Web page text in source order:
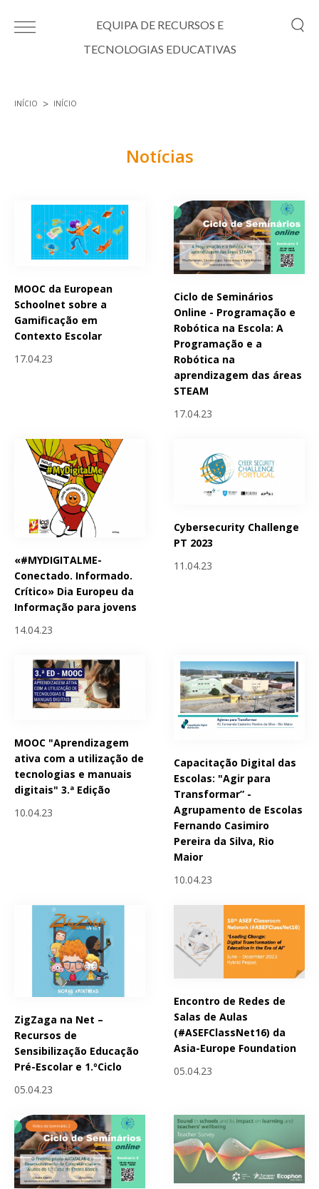
EQUIPA DE RECURSOS E
TECNOLOGIAS EDUCATIVAS
INÍCIO INÍCIO
Notícias
MOOC da European
Schoolnet sobre a
Gamificação em
Contexto Escolar
17.04.23
Ciclo de Seminários
Online - Programação e
Robótica na Escola: A
Programação e a
Robótica na
aprendizagem das áreas
STEAM
17.04.23
«#MYDIGITALME-
Conectado. Informado.
Crítico» Dia Europeu da
Informação para jovens
14.04.23
Cybersecurity Challenge
PT 2023
11.04.23
MOOC "Aprendizagem
ativa com a utilização de
tecnologias e manuais
digitais" 3.ª Edição
10.04.23
Capacitação Digital das
Escolas: "Agir para
Transformar” -
Agrupamento de Escolas
Fernando Casimiro
Pereira da Silva, Rio
Maior
10.04.23
ZigZaga na Net –
Recursos de
Sensibilização Educação
Pré-Escolar e 1.ºCiclo
05.04.23
Encontro de Redes de
Salas de Aulas
(#ASEFClassNet16) da
Asia-Europe Foundation
05.04.23
Páginas